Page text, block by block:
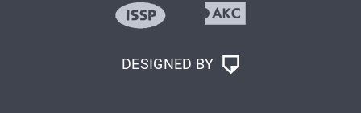
DESIGNED BY